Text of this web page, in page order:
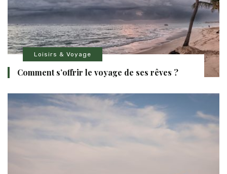
Loisirs & Voyage
Comment s’offrir le voyage de ses rêves ?